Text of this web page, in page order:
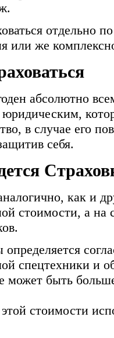
отдельно
или же
абсолютно
в случае его
себя.
как и
стоимости, а на
спецтехники и
может быть
стоимости